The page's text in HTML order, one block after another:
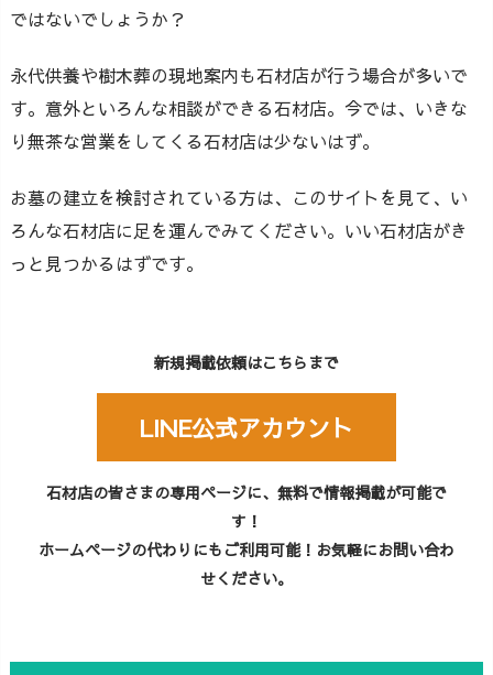
ではないでしょうか？
永代供養や樹木葬の現地案内も石材店が行う場合が多いで
す。意外といろんな相談ができる石材店。今では、いきな
り無茶な営業をしてくる石材店は少ないはず。
お墓の建立を検討されている方は、このサイトを見て、い
ろんな石材店に足を運んでみてください。いい石材店がき
っと見つかるはずです。
新規掲載依頼はこちらまで
LINE公式アカウント
石材店の皆さまの専用ページに、無料で情報掲載が可能で
す！
ホームページの代わりにもご利用可能！お気軽にお問い合わ
せください。